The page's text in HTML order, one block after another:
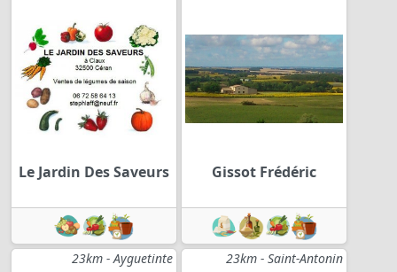
Le Jardin Des Saveurs Gissot Frédéric
23km - Ayguetinte 23km - Saint-Antonin